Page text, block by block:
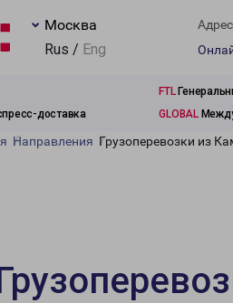
Москва
Rus / Eng
FTL
доставка GLOBAL
Направления Грузоперевозки из